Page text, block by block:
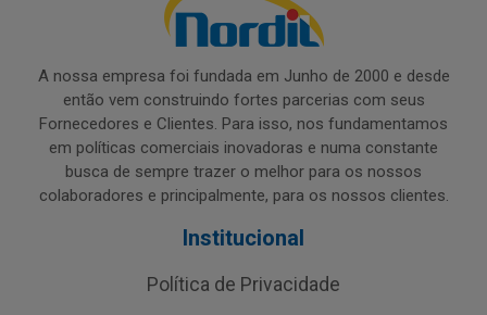
A nossa empresa foi fundada em Junho de 2000 e desde
então vem construindo fortes parcerias com seus
Fornecedores e Clientes. Para isso, nos fundamentamos
em políticas comerciais inovadoras e numa constante
busca de sempre trazer o melhor para os nossos
colaboradores e principalmente, para os nossos clientes.
Institucional
Política de Privacidade